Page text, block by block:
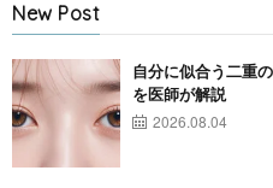
New Post
自分に似合う二重
を医師が解説
2026.08.04